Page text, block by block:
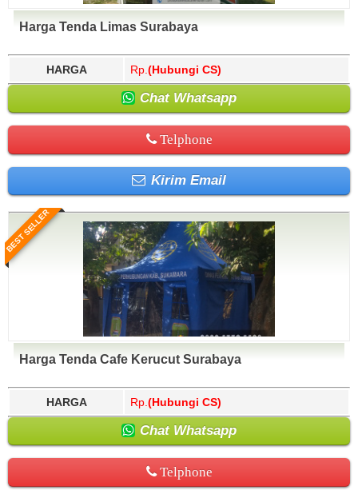
Harga Tenda Limas Surabaya
HARGA Rp. (Hubungi CS)
Chat Whatsapp
Telphone
Kirim Email
BEST SELLER
Harga Tenda Cafe Kerucut Surabaya
HARGA Rp. (Hubungi CS)
Chat Whatsapp
Telphone